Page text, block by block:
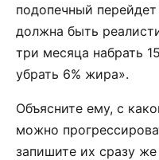
подопечный
должна быть
три месяца набрать
убрать 6% жира».
Объясните ему, с
можно
запишите их сразу